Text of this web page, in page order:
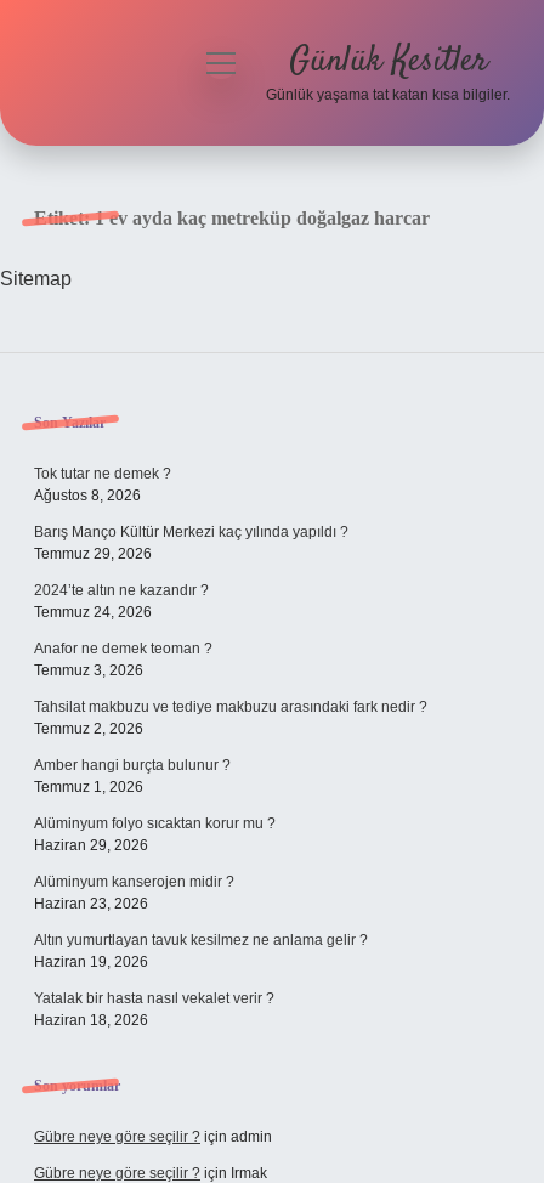
menüyü
Günlük Kesitler
Günlük yaşama tat katan kısa bilgiler.
Etiket:1 ev ayda kaç metreküp doğalgaz harcar
Sitemap
Sidebar
Son Yazılar
Tok tutar ne demek ?
Ağustos 8, 2026
Barış Manço Kültür Merkezi kaç yılında yapıldı ?
Temmuz 29, 2026
2024’te altın ne kazandır ?
Temmuz 24, 2026
Anafor ne demek teoman ?
Temmuz 3, 2026
Tahsilat makbuzu ve tediye makbuzu arasındaki fark nedir ?
Temmuz 2, 2026
Amber hangi burçta bulunur ?
Temmuz 1, 2026
Alüminyum folyo sıcaktan korur mu ?
Haziran 29, 2026
Alüminyum kanserojen midir ?
Haziran 23, 2026
Altın yumurtlayan tavuk kesilmez ne anlama gelir ?
Haziran 19, 2026
Yatalak bir hasta nasıl vekalet verir ?
Haziran 18, 2026
Son yorumlar
Gübre neye göre seçilir ? için admin
Gübre neye göre seçilir ? için Irmak